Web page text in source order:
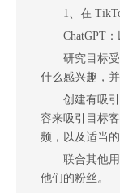
1、在
ChatGPT
研究目标
什么感兴趣，
创建有吸
容来吸引目标
频，以及适当的
联合其他
他们的粉丝。